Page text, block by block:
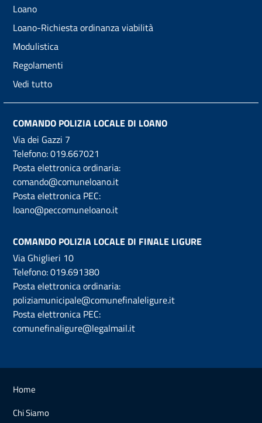
Loano
Loano-Richiesta ordinanza viabilità
Modulistica
Regolamenti
Vedi tutto
COMANDO POLIZIA LOCALE DI LOANO
Via dei Gazzi 7
Telefono:019.667021
Posta elettronica ordinaria:
comando@comuneloano.it
Posta elettronica PEC:
loano@peccomuneloano.it
COMANDO POLIZIA LOCALE DI FINALE LIGURE
Via Ghiglieri 10
Telefono:019.691380
Posta elettronica ordinaria:
poliziamunicipale@comunefinaleligure.it
Posta elettronica PEC:
comunefinaligure@legalmail.it
Home
Chi Siamo